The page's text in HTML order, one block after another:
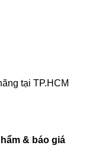
rõ hơn,
đèn
tại TP.HCM
& báo giá